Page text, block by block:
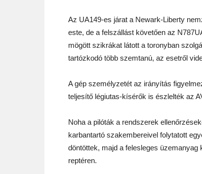
Az UA149-es járat a Newark-Liberty
este, de a felszállást követően az
mögött szikrákat látott a toronyban
tartózkodó több szemtanú, az esetről
A gép személyzetét az irányítás
teljesítő légiutas-kísérők is észlelték az
Noha a pilóták a rendszerek
karbantartó szakembereivel folytatott
döntöttek, majd a felesleges
reptéren.